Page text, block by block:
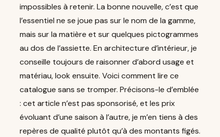
impossibles à retenir. La bonne nouvelle, c’est que
l’essentiel ne se joue pas sur le nom de la gamme,
mais sur la matière et sur quelques pictogrammes
au dos de l’assiette. En architecture d’intérieur, je
conseille toujours de raisonner d’abord usage et
matériau, look ensuite. Voici comment lire ce
catalogue sans se tromper. Précisons-le d’emblée
: cet article n’est pas sponsorisé, et les prix
évoluant d’une saison à l’autre, je m’en tiens à des
repères de qualité plutôt qu’à des montants figés.